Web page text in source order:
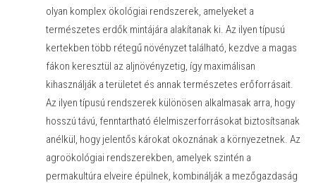
olyan komplex ökológiai rendszerek, amelyeket a
természetes erdők mintájára alakítanak ki. Az ilyen típusú
kertekben több rétegű növényzet található, kezdve a magas
fákon keresztül az aljnövényzetig, így maximálisan
kihasználják a területet és annak természetes erőforrásait.
Az ilyen típusú rendszerek különösen alkalmasak arra, hogy
hosszú távú, fenntartható élelmiszerforrásokat biztosítsanak
anélkül, hogy jelentős károkat okoznának a környezetnek. Az
agroökológiai rendszerekben, amelyek szintén a
permakultúra elveire épülnek, kombinálják a mezőgazdaság